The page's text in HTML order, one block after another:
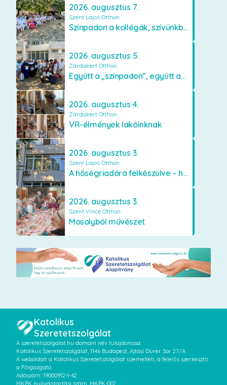
2026. augusztus 7.
Szent Lajos Otthon
Színpadon a kollégák, szívünkben a lakók
2026. augusztus 5.
Zárdakert Otthon
Együtt a „színpadon”, együtt az élményekért 🎭✨
2026. augusztus 4.
Zárdakert Otthon
VR-élmények lakóinknak
2026. augusztus 3.
Szent Lajos Otthon
A hőségriadóra felkészülve – hűsítő fejlesztések a Szent Lajos Otthonban
2026. augusztus 3.
Szent Vince Otthon
Mosolyból művészet
Katolikus
Szeretetszolgálat
A szeretetszolgalat.hu domain név tulajdonosa:
Katolikus Szeretetszolgálat, 1146 Budapest, Ajtósi Dürer Sor 27/A.
A weboldalt a Katolikus Szeretetszolgálat üzemelteti, a felelős szerkesztő
a Főigazgató.
Adószám: 19000912-1-42